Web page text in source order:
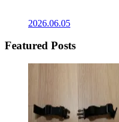
2026.06.05
Featured Posts